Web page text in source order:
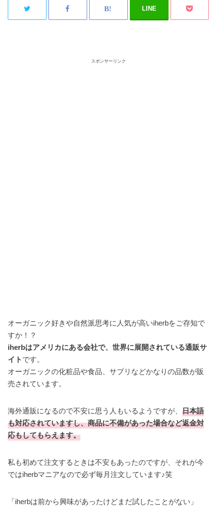
LINE
スポンサーリンク
オーガニック好きや自然派思考に人気が高いiherbをご存知で
すか！？
iherbはアメリカにある会社で、世界に展開されている通販サ
イト です。
オーガニックの化粧品や食品、サプリなどかなりの品数が販
売されています。
海外通販になるので不安に思う人もいるようですが、日本語
も対応されていますし、商品に不備があった場合など返金対
応もしてもらえます。
私も初めて注文するときは不安もあったのですが、それが今
ではiherbマニアなので必ず毎月注文しています♪笑
「iherbは前から興味があったけどまだ試したことがない」